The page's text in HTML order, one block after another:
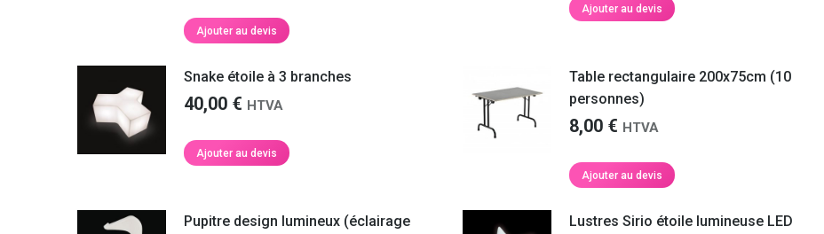
initial
8,00 €.
actuel
7,00 €.
Ajouter au devis
Ajouter au devis
Snake étoile à 3 branches
40,00 € HTVA
Ajouter au devis
Table rectangulaire 200x75cm (10
personnes)
8,00 € HTVA
Ajouter au devis
Pupitre design lumineux (éclairage
Lustres Sirio étoile lumineuse LED